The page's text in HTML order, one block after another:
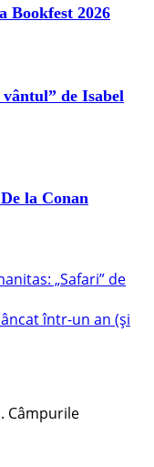
2026
de Isabel
la Conan
„Safari” de
într-un an (și
Câmpurile